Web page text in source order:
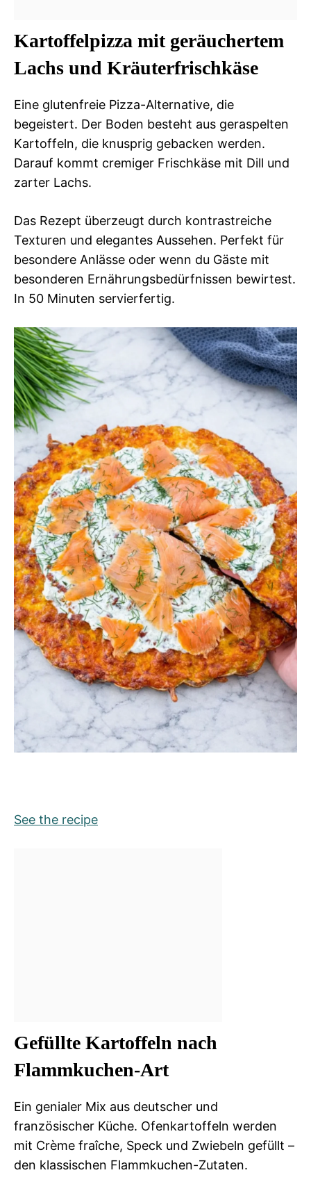
Kartoffelpizza mit geräuchertem
Lachs und Kräuterfrischkäse
Eine glutenfreie Pizza-Alternative, die
begeistert. Der Boden besteht aus geraspelten
Kartoffeln, die knusprig gebacken werden.
Darauf kommt cremiger Frischkäse mit Dill und
zarter Lachs.
Das Rezept überzeugt durch kontrastreiche
Texturen und elegantes Aussehen. Perfekt für
besondere Anlässe oder wenn du Gäste mit
besonderen Ernährungsbedürfnissen bewirtest.
In 50 Minuten servierfertig.
See the recipe
Gefüllte Kartoffeln nach
Flammkuchen-Art
Ein genialer Mix aus deutscher und
französischer Küche. Ofenkartoffeln werden
mit Crème fraîche, Speck und Zwiebeln gefüllt –
den klassischen Flammkuchen-Zutaten.